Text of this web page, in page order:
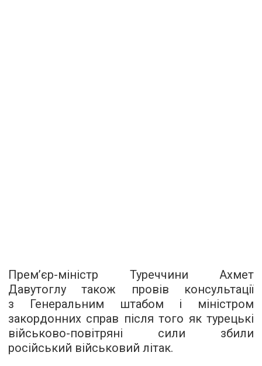
Прем’єр-міністр Туреччини Ахмет
Давутоглу також провів консультації
з Генеральним штабом і міністром
закордонних справ після того як турецькі
військово-повітряні сили збили
російський військовий літак.